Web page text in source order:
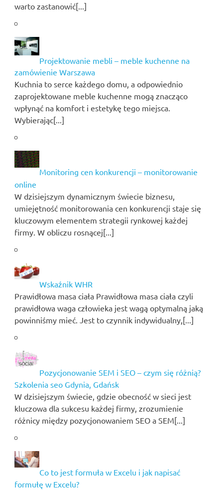
warto zastanowić[...]
Projektowanie mebli – meble kuchenne na
zamówienie Warszawa
Kuchnia to serce każdego domu, a odpowiednio
zaprojektowane meble kuchenne mogą znacząco
wpłynąć na komfort i estetykę tego miejsca.
Wybierając[...]
Monitoring cen konkurencji – monitorowanie
online
W dzisiejszym dynamicznym świecie biznesu,
umiejętność monitorowania cen konkurencji staje się
kluczowym elementem strategii rynkowej każdej
firmy. W obliczu rosnącej[...]
Wskaźnik WHR
Prawidłowa masa ciała Prawidłowa masa ciała czyli
prawidłowa waga człowieka jest wagą optymalną jaką
powinniśmy mieć. Jest to czynnik indywidualny,[...]
Pozycjonowanie SEM i SEO – czym się różnią?
Szkolenia seo Gdynia, Gdańsk
W dzisiejszym świecie, gdzie obecność w sieci jest
kluczowa dla sukcesu każdej firmy, zrozumienie
różnicy między pozycjonowaniem SEO a SEM[...]
Co to jest formuła w Excelu i jak napisać
formułę w Excelu?